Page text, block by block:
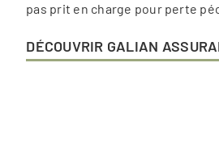
pas prit en charge pour perte
DÉCOUVRIR GALIAN